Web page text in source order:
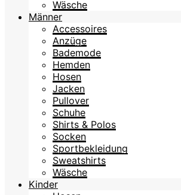
Wäsche
Männer
Accessoires
Anzüge
Bademode
Hemden
Hosen
Jacken
Pullover
Schuhe
Shirts & Polos
Socken
Sportbekleidung
Sweatshirts
Wäsche
Kinder